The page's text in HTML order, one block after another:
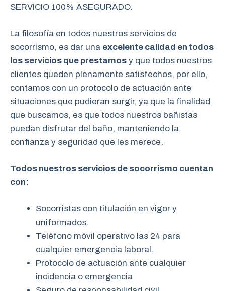
SERVICIO 100% ASEGURADO.
La filosofía en todos nuestros servicios de
socorrismo, es dar una excelente calidad en todos
los servicios que prestamos y que todos nuestros
clientes queden plenamente satisfechos, por ello,
contamos con un protocolo de actuación ante
situaciones que pudieran surgir, ya que la finalidad
que buscamos, es que todos nuestros bañistas
puedan disfrutar del baño, manteniendo la
confianza y seguridad que les merece.
Todos nuestros servicios de socorrismo cuentan
con:
Socorristas con titulación en vigor y
uniformados.
Teléfono móvil operativo las 24 para
cualquier emergencia laboral.
Protocolo de actuación ante cualquier
incidencia o emergencia